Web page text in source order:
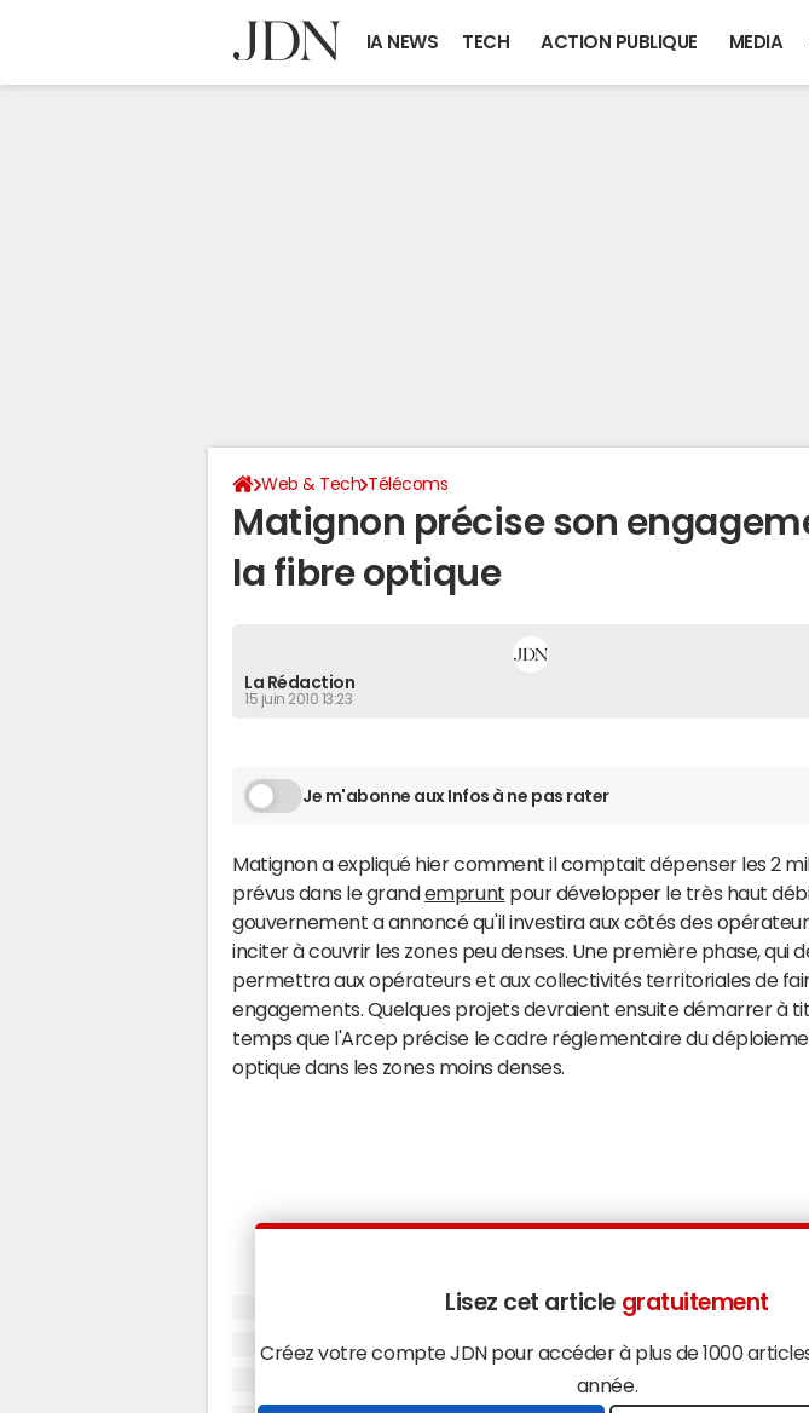
IA NEWS TECH ACTION PUBLIQUE MEDIA
Web & Tech Télécoms
Matignon précise son
la fibre optique
La Rédaction
15 juin 2010 13:23
Je m'abonne aux Infos à ne pas rater
Matignon a expliqué hier comment il comptait dépenser les 2
prévus dans le grand emprunt pour développer le très haut
gouvernement a annoncé qu'il investira aux côtés des
inciter à couvrir les zones peu denses. Une première phase, qui
permettra aux opérateurs et aux collectivités territoriales de
engagements. Quelques projets devraient ensuite démarrer à
temps que l'Arcep précise le cadre réglementaire du
optique dans les zones moins denses.
Lisez cet article gratuitement
Créez votre compte JDN pour accéder à plus de 1000
année.